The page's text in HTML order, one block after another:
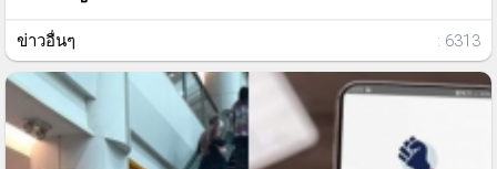
ข่าวอื่นๆ : 6313